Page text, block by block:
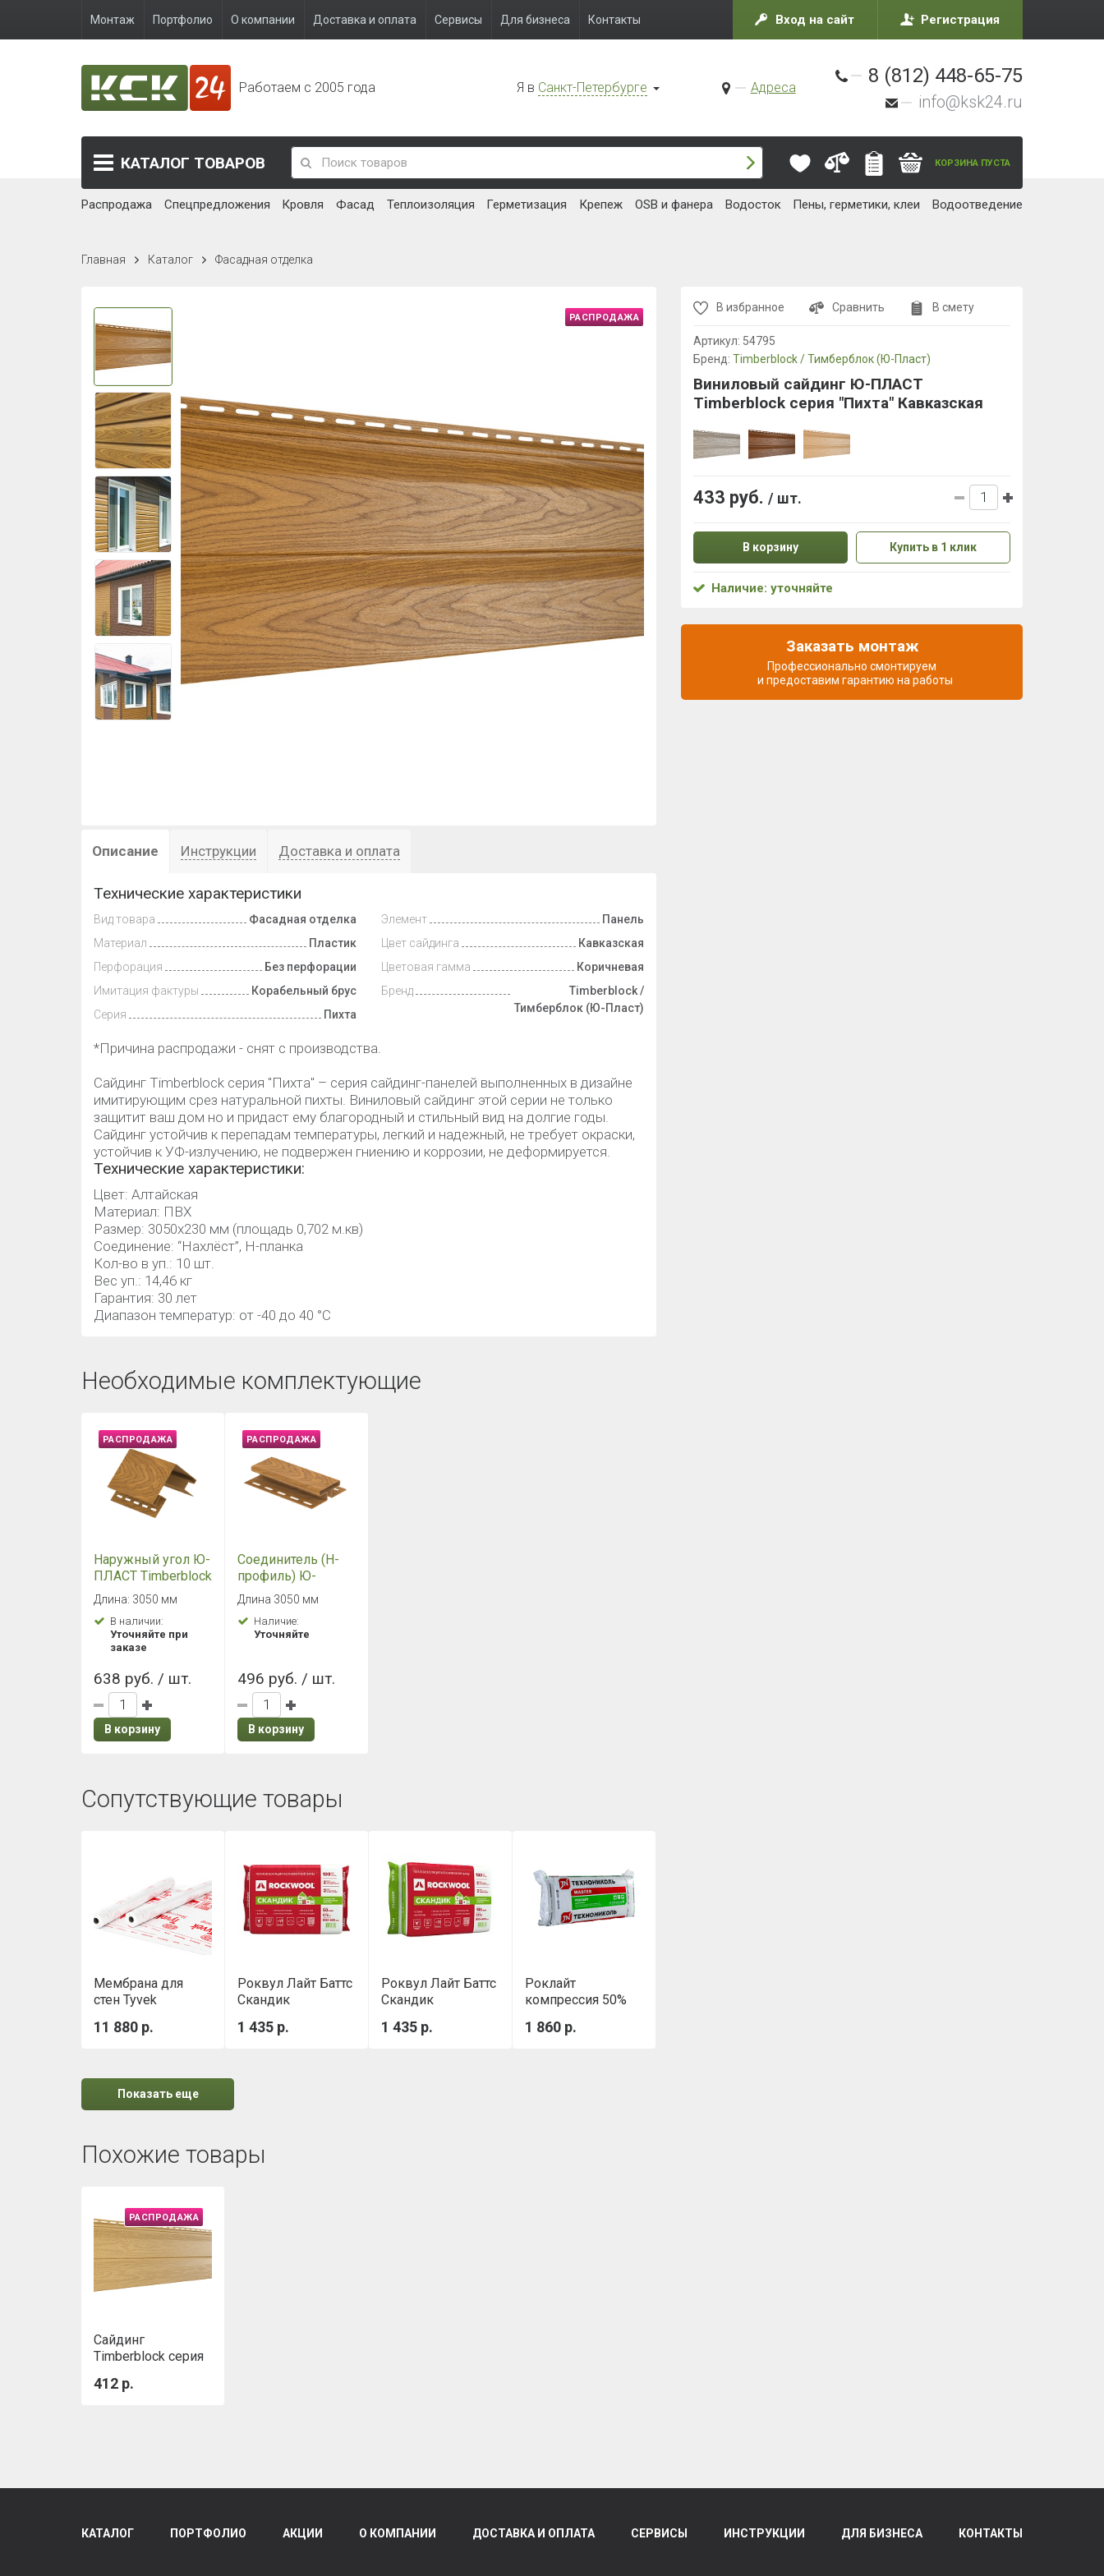
Монтаж Портфолио О компании Доставка и оплата Сервисы Для бизнеса Контакты Вход на сайт Регистрация
Работаем с 2005 года Я в Санкт-Петербурге Адреса
8 (812) 448-65-75
info@ksk24.ru
КАТАЛОГ ТОВАРОВ КОРЗИНА ПУСТА
Распродажа Спецпредложения Кровля Фасад Теплоизоляция Герметизация Крепеж OSB и фанера Водосток Пены, герметики, клеи Водоотведение
Главная Каталог Фасадная отделка
РАСПРОДАЖА
Описание Инструкции Доставка и оплата
Технические характеристики
Вид товара
Фасадная отделка
Материал
Пластик
Перфорация
Без перфорации
Имитация фактуры
Корабельный брус
Серия
Пихта
Элемент
Панель
Цвет сайдинга
Кавказская
Цветовая гамма
Коричневая
Бренд
Timberblock /
Тимберблок (Ю-Пласт)
*Причина распродажи - снят с производства.
Сайдинг Timberblock серия "Пихта" – серия сайдинг-панелей выполненных в дизайне
имитирующим срез натуральной пихты. Виниловый сайдинг этой серии не только
защитит ваш дом но и придаст ему благородный и стильный вид на долгие годы.
Сайдинг устойчив к перепадам температуры, легкий и надежный, не требует окраски,
устойчив к УФ-излучению, не подвержен гниению и коррозии, не деформируется.
Технические характеристики:
Цвет: Алтайская
Материал: ПВХ
Размер: 3050х230 мм (площадь 0,702 м.кв)
Соединение: “Нахлёст”, Н-планка
Кол-во в уп.: 10 шт.
Вес уп.: 14,46 кг
Гарантия: 30 лет
Диапазон температур: от -40 до 40 °C
Необходимые комплектующие
РАСПРОДАЖА
Наружный угол Ю-
ПЛАСТ Timberblock
"Пихта"
Кавказская
Длина: 3050 мм
В наличии:
Уточняйте при
заказе
638 руб. / шт.
В корзину
РАСПРОДАЖА
Соединитель (H-
профиль) Ю-
ПЛАСТ Timberblock
"Пихта"
Кавказская
Длина 3050 мм
Наличие:
Уточняйте
496 руб. / шт.
В корзину
Сопутствующие товары
Мембрана для
стен Tyvek
м
11 880 р.
Роквул Лайт Баттс
Скандик
0,288м3/уп
1 435 р.
Роквул Лайт Баттс
Скандик
0,288м3/уп
1 435 р.
Роклайт
компрессия 50%
0.432 м3/уп)
1 860 р.
Показать еще
Похожие товары
РАСПРОДАЖА
Сайдинг
Timberblock серия
412 р.
В избранное Сравнить В смету
Артикул: 54795
Бренд: Timberblock / Тимберблок (Ю-Пласт)
Виниловый сайдинг Ю-ПЛАСТ
Timberblock серия "Пихта" Кавказская
433 руб. / шт.
В корзину Купить в 1 клик
Наличие: уточняйте
Заказать монтаж
Профессионально смонтируем
и предоставим гарантию на работы
КАТАЛОГ ПОРТФОЛИО АКЦИИ О КОМПАНИИ ДОСТАВКА И ОПЛАТА СЕРВИСЫ ИНСТРУКЦИИ ДЛЯ БИЗНЕСА КОНТАКТЫ